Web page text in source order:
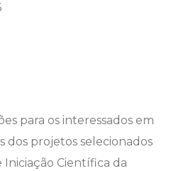
para os interessados em
dos projetos selecionados
Iniciação Científica da